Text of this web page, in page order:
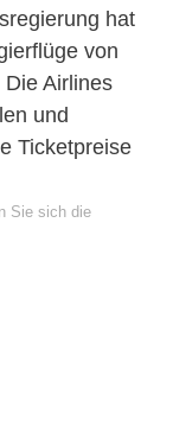
hat
von
Airlines
und
Ticketpreise
Sie sich die